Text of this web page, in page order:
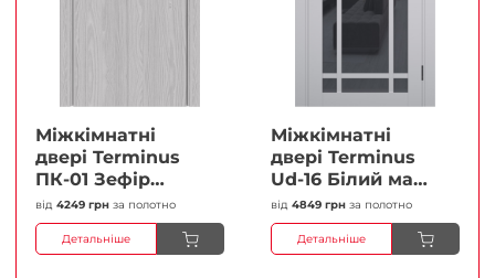
Міжкімнатні
двері Terminus
ПК-01 Зефір
Глухі Плівка
від 4249 грн за полотно
Детальніше
Міжкімнатні
двері Terminus
Ud-16 Білий мат
(Термінус) Сатин
білий Плівка
від 4849 грн за полотно
Детальніше